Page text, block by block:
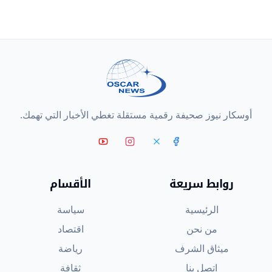
أوسكار نيوز صحيفة رقمية مستقلة تغطي الأخبار التي تهمك.
روابط سريعة
الرئيسية
من نحن
ميثاق الشرف
اتصل بنا
الأقسام
سياسة
اقتصاد
رياضة
ثقافة